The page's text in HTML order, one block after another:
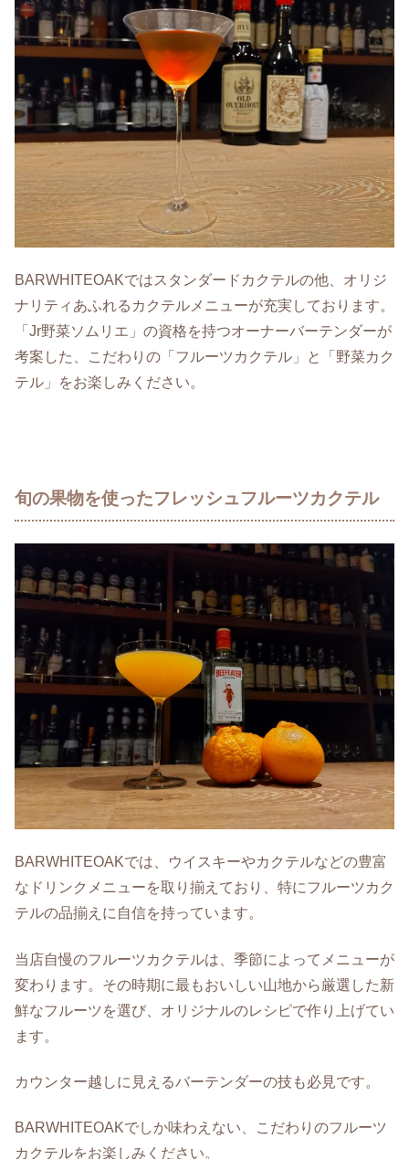
BARWHITEOAKではスタンダードカクテルの他、オリジ
ナリティあふれるカクテルメニューが充実しております。
「Jr野菜ソムリエ」の資格を持つオーナーバーテンダーが
考案した、こだわりの「フルーツカクテル」と「野菜カク
テル」をお楽しみください。
旬の果物を使ったフレッシュフルーツカクテル
BARWHITEOAKでは、ウイスキーやカクテルなどの豊富
なドリンクメニューを取り揃えており、特にフルーツカク
テルの品揃えに自信を持っています。
当店自慢のフルーツカクテルは、季節によってメニューが
変わります。その時期に最もおいしい山地から厳選した新
鮮なフルーツを選び、オリジナルのレシピで作り上げてい
ます。
カウンター越しに見えるバーテンダーの技も必見です。
BARWHITEOAKでしか味わえない、こだわりのフルーツ
カクテルをお楽しみください。